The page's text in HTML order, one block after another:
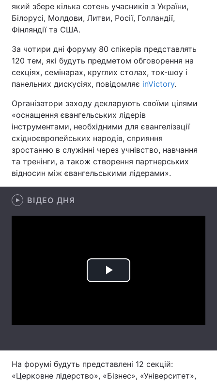
Головна
Україна Політика
Економіка Світ
Техно і зв'язок Лайт
Зброя Інциденти
Здоров'я Туризм
Цікавинки Погода
Екологія
який збере кілька сотень учасників з України,
Білорусі, Молдови, Литви, Росії, Голландії,
Фінляндії та США.
За чотири дні форуму 80 спікерів представлять
120 тем, які будуть предметом обговорення на
секціях, семінарах, круглих столах, ток-шоу і
панельних дискусіях, повідомляє inVictory.
Організатори заходу декларують своїми цілями
«оснащення євангельських лідерів
інструментами, необхідними для євангелізації
східноєвропейських народів, сприяння
зростанню в служінні через учнівство, навчання
та тренінги, а також створення партнерських
відносин між євангельськими лідерами».
ВІДЕО ДНЯ
Play
На форумі будуть представлені 12 секцій:
«Церковне лідерство», «Бізнес», «Університет»,